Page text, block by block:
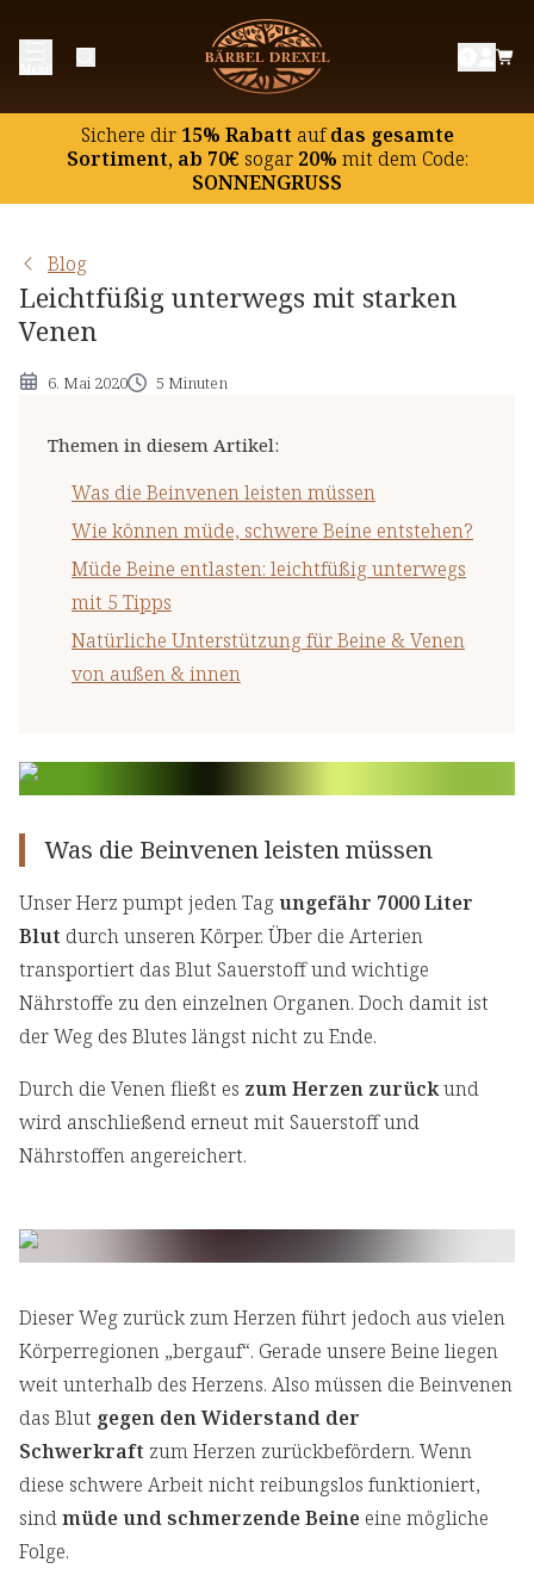
Sichere dir15% Rabatt aufdas gesamte
Sortiment, ab 70€ sogar20% mit dem Code:
SONNENGRUSS
Blog
Leichtfüßig unterwegs mit starken
Venen
6. Mai 2020 5 Minuten
Themen in diesem Artikel:
Was die Beinvenen leisten müssen
Wie können müde, schwere Beine entstehen?
Müde Beine entlasten: leichtfüßig unterwegs
mit 5 Tipps
Natürliche Unterstützung für Beine & Venen
von außen & innen
Was die Beinvenen leisten müssen
Wie können müde, schwere Beine entstehen?
Müde Beine entlasten: leichtfüßig unterwegs mit 5
Tipps
Natürliche Unterstützung für Beine & Venen von
Was die Beinvenen leisten müssen
Unser Herz pumpt jeden Tagungefähr 7000 Liter
Blut durch unseren Körper. Über die Arterien
transportiert das Blut Sauerstoff und wichtige
Nährstoffe zu den einzelnen Organen. Doch damit ist
der Weg des Blutes längst nicht zu Ende.
Durch die Venen fließt es zum Herzen zurückund
wird anschließend erneut mit Sauerstoff und
Nährstoffen angereichert.
Dieser Weg zurück zum Herzen führt jedoch aus vielen
Körperregionen „bergauf“. Gerade unsere Beine liegen
weit unterhalb des Herzens. Also müssen die Beinvenen
das Blut gegen den Widerstand der
Schwerkraft zum Herzen zurückbefördern. Wenn
diese schwere Arbeit nicht reibungslos funktioniert,
sindmüde und schmerzende Beine eine mögliche
Folge.